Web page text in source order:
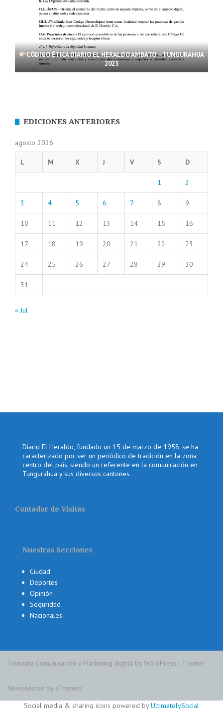
CÓDIGO ÉTICA DIARIO EL HERALDO AMBATO – TUNGURAHUA
2025
EDICIONES ANTERIORES
agosto 2026
L M X J V S D
1 2
3 4 5 6 7 8 9
10 11 12 13 14 15 16
17 18 19 20 21 22 23
24 25 26 27 28 29 30
31
« Jul
Diario El Heraldo, fundado un 15 de marzo de 1958, se ha
caracterizado por ser un periódico de tradición en la zona
centro del país, siendo un referente en la comunicación en
Tungurahua y sus diversos cantones.
Contador de Visitas
Nuestras Secciones
Ciudad
Deportes
Opinión
Seguridad
Nacionales
Tikinauta Comunicación y Marketing digital by WordPress | Theme:
NewsAnchor by aThemes.
Social media & sharing icons powered byUltimatelySocial